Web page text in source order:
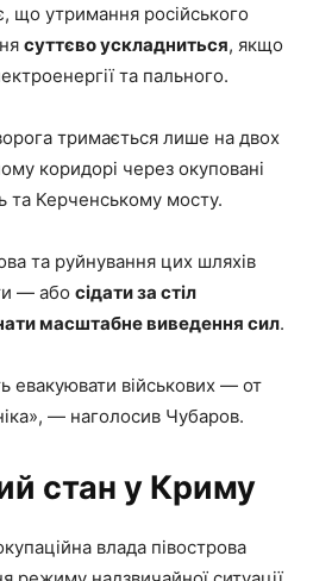
що утримання російського
суттєво ускладниться, якщо
та пального.
тримається лише на двох
коридорі через окуповані
та Керченському мосту.
та руйнування цих шляхів
— або сідати за стіл
масштабне виведення сил.
евакуювати військових — от
— наголосив Чубаров.
стан у Криму
влада півострова